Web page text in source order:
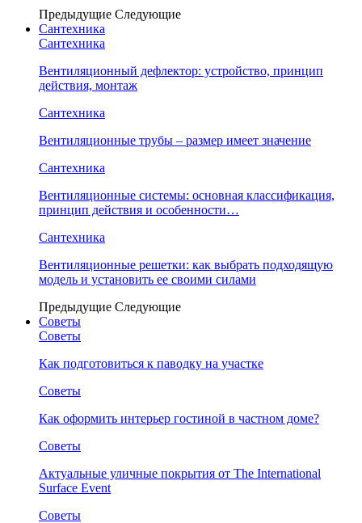
Предыдущие Следующие
Сантехника
Сантехника
Вентиляционный дефлектор: устройство, принцип
действия, монтаж
Сантехника
Вентиляционные трубы – размер имеет значение
Сантехника
Вентиляционные системы: основная классификация,
принцип действия и особенности…
Сантехника
Вентиляционные решетки: как выбрать подходящую
модель и установить ее своими силами
Предыдущие Следующие
Советы
Советы
Как подготовиться к паводку на участке
Советы
Как оформить интерьер гостиной в частном доме?
Советы
Актуальные уличные покрытия от The International
Surface Event
Советы